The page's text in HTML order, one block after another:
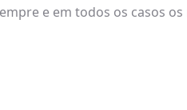
e em todos os casos